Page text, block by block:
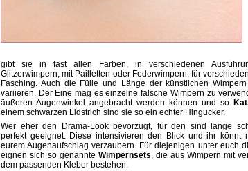
gibt sie in fast allen Farben, in verschiedenen
Glitzerwimpern, mit Pailletten oder Federwimpern, für
Fasching. Auch die Fülle und Länge der künstlichen
variieren. Der Eine mag es einzelne falsche Wimpern zu
äußeren Augenwinkel angebracht werden können und so
einem schwarzen Lidstrich sind sie so ein echter Hingucker.
Wer eher den Drama-Look bevorzugt, für den sind lange
perfekt geeignet. Diese intensivieren den Blick und ihr könnt
eurem Augenaufschlag verzaubern. Für diejenigen unter euch
eignen sich so genannte Wimpernsets, die aus Wimpern mit
dem passenden Kleber bestehen.